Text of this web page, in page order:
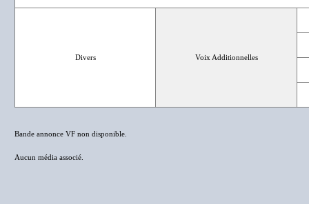
Divers Voix Additionnelles
Bande annonce VF non disponible.
Aucun média associé.